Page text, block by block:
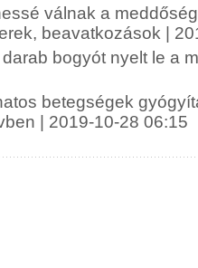
válnak a
beavatkozások |
bogyót nyelt le a
betegségek
| 2019-10-28 06:15